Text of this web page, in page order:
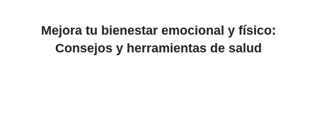
Mejora tu bienestar emocional y físico:
Consejos y herramientas de salud